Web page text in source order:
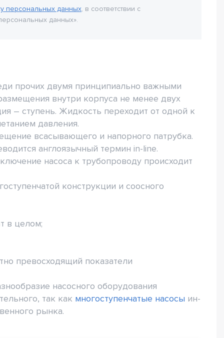
персональных данных, в соответствии с
данных».
прочих двумя принципиально важными
внутри корпуса не менее двух
– ступень. Жидкость переходит от одной к
давления.
всасывающего и напорного патрубка.
англоязычный термин in-line.
насоса к трубопроводу происходит
конструкции и соосного
в целом;
превосходящий показатели
насосного оборудования
так как многоступенчатые насосы ин-
рынка.